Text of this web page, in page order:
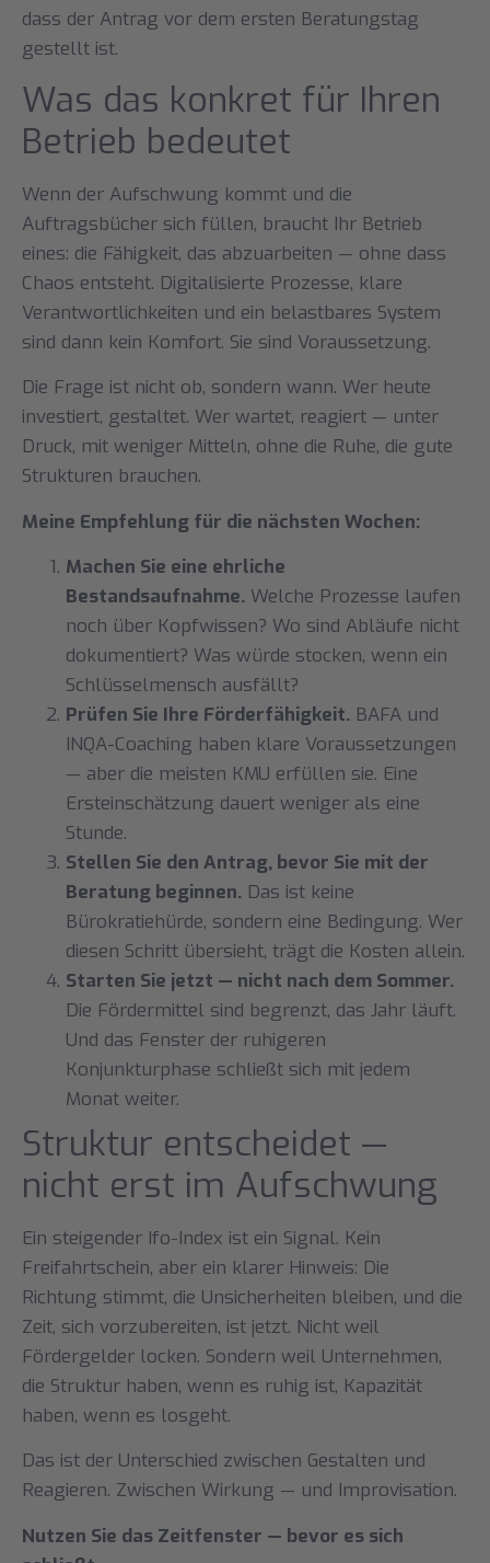
dass der Antrag vor dem ersten Beratungstag
gestellt ist.
Was das konkret für Ihren
Betrieb bedeutet
Wenn der Aufschwung kommt und die
Auftragsbücher sich füllen, braucht Ihr Betrieb
eines: die Fähigkeit, das abzuarbeiten — ohne dass
Chaos entsteht. Digitalisierte Prozesse, klare
Verantwortlichkeiten und ein belastbares System
sind dann kein Komfort. Sie sind Voraussetzung.
Die Frage ist nicht ob, sondern wann. Wer heute
investiert, gestaltet. Wer wartet, reagiert — unter
Druck, mit weniger Mitteln, ohne die Ruhe, die gute
Strukturen brauchen.
Meine Empfehlung für die nächsten Wochen:
Machen Sie eine ehrliche
Bestandsaufnahme. Welche Prozesse laufen
noch über Kopfwissen? Wo sind Abläufe nicht
dokumentiert? Was würde stocken, wenn ein
Schlüsselmensch ausfällt?
Prüfen Sie Ihre Förderfähigkeit. BAFA und
INQA-Coaching haben klare Voraussetzungen
— aber die meisten KMU erfüllen sie. Eine
Ersteinschätzung dauert weniger als eine
Stunde.
Stellen Sie den Antrag, bevor Sie mit der
Beratung beginnen. Das ist keine
Bürokratiehürde, sondern eine Bedingung. Wer
diesen Schritt übersieht, trägt die Kosten allein.
Starten Sie jetzt — nicht nach dem Sommer.
Die Fördermittel sind begrenzt, das Jahr läuft.
Und das Fenster der ruhigeren
Konjunkturphase schließt sich mit jedem
Monat weiter.
Struktur entscheidet —
nicht erst im Aufschwung
Ein steigender Ifo-Index ist ein Signal. Kein
Freifahrtschein, aber ein klarer Hinweis: Die
Richtung stimmt, die Unsicherheiten bleiben, und die
Zeit, sich vorzubereiten, ist jetzt. Nicht weil
Fördergelder locken. Sondern weil Unternehmen,
die Struktur haben, wenn es ruhig ist, Kapazität
haben, wenn es losgeht.
Das ist der Unterschied zwischen Gestalten und
Reagieren. Zwischen Wirkung — und Improvisation.
Nutzen Sie das Zeitfenster — bevor es sich